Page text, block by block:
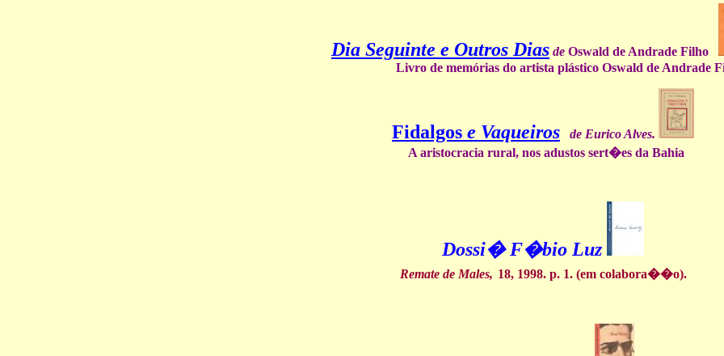
Dia Seguinte e Outros Dias de Oswald de Andrade Filho
Livro de memórias do artista plástico Oswald de Andrade
Fidalgos e Vaqueiros de Eurico Alves.
A aristocracia rural, nos adustos sert�es da Bahia
Dossi� F�bio Luz
Remate de Males, 18, 1998. p. 1. (em colabora��o).